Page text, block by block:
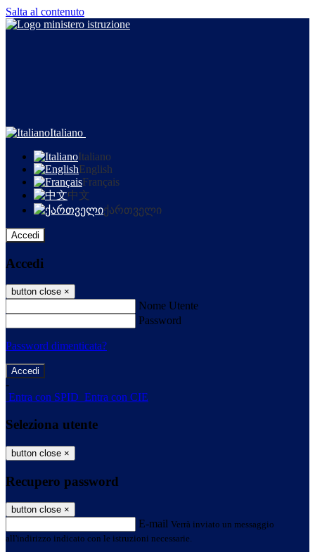
Salta al contenuto
Italiano
Italiano
English
Français
中文
ქართველი
Accedi
Accedi
button close ×
Nome Utente
Password
Password dimenticata?
-
Entra con SPID Entra con CIE
Seleziona utente
button close ×
Recupero password
button close ×
E-mail Verrà inviato un messaggio
all'indirizzo indicato con le istruzioni necessarie.